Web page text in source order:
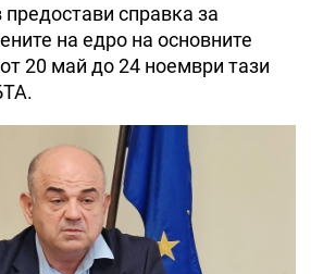
справка за
на едро на основните
20 май до 24 ноември тази